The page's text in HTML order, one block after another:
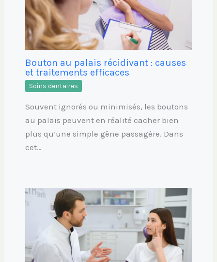
Bouton au palais récidivant : causes
et traitements efficaces
Soins dentaires
Souvent ignorés ou minimisés, les boutons
au palais peuvent en réalité cacher bien
plus qu’une simple gêne passagère. Dans
cet…